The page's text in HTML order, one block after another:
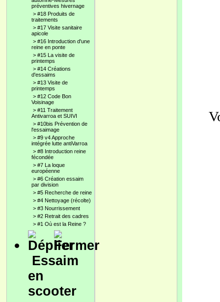
préventives hivernage
> #18 Produits de
traitements
> #17 Visite sanitaire
apicole
> #16 Introduction d'une
reine en ponte
> #15 La visite de
printemps
> #14 Créations
d'essaims
> #13 Visite de
printemps
> #12 Code Bon
Voisinage
> #11 Traitement
Antivarroa et SUIVI
> #10bis Prévention de
l'essaimage
> #9 v4 Approche
intégrée lutte antiVarroa
> #8 Introduction reine
fécondée
> #7 La loque
européenne
> #6 Création essaim
par division
> #5 Recherche de reine
> #4 Nettoyage (récolte)
> #3 Nourrissement
> #2 Retrait des cadres
> #1 Où est la Reine ?
Essaim
en
scooter